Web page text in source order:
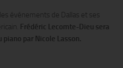
événements de Dallas et ses
Frédéric Lecomte-Dieu sera
par Nicole Lasson.